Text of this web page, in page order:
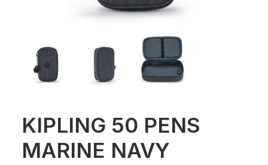
KIPLING 50 PENS
MARINE NAVY